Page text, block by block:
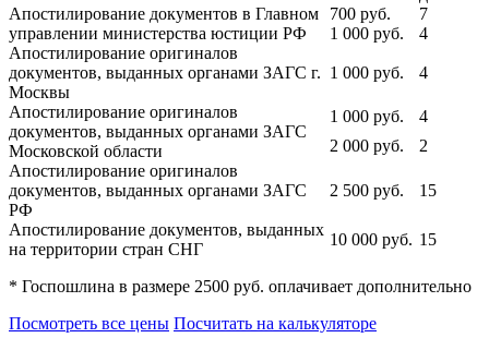
Апостилирование документов в Главном
управлении министерства юстиции РФ
700 руб.
7
1 000 руб.
4
Апостилирование оригиналов
документов, выданных органами ЗАГС г.
Москвы
1 000 руб. 4
Апостилирование оригиналов
документов, выданных органами ЗАГС
Московской области
1 000 руб.
4
2 000 руб.
2
Апостилирование оригиналов
документов, выданных органами ЗАГС
РФ
2 500 руб. 15
Апостилирование документов, выданных
на территории стран СНГ
10 000 руб. 15
* Госпошлина в размере 2500 руб. оплачивает дополнительно
Посмотреть все цены Посчитать на калькуляторе